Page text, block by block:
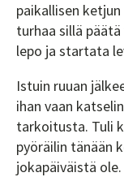
paikallisen
turhaa sillä
lepo ja startata
Istuin ruuan
ihan vaan
tarkoitusta. Tuli
pyöräilin tänään
jokapäiväistä